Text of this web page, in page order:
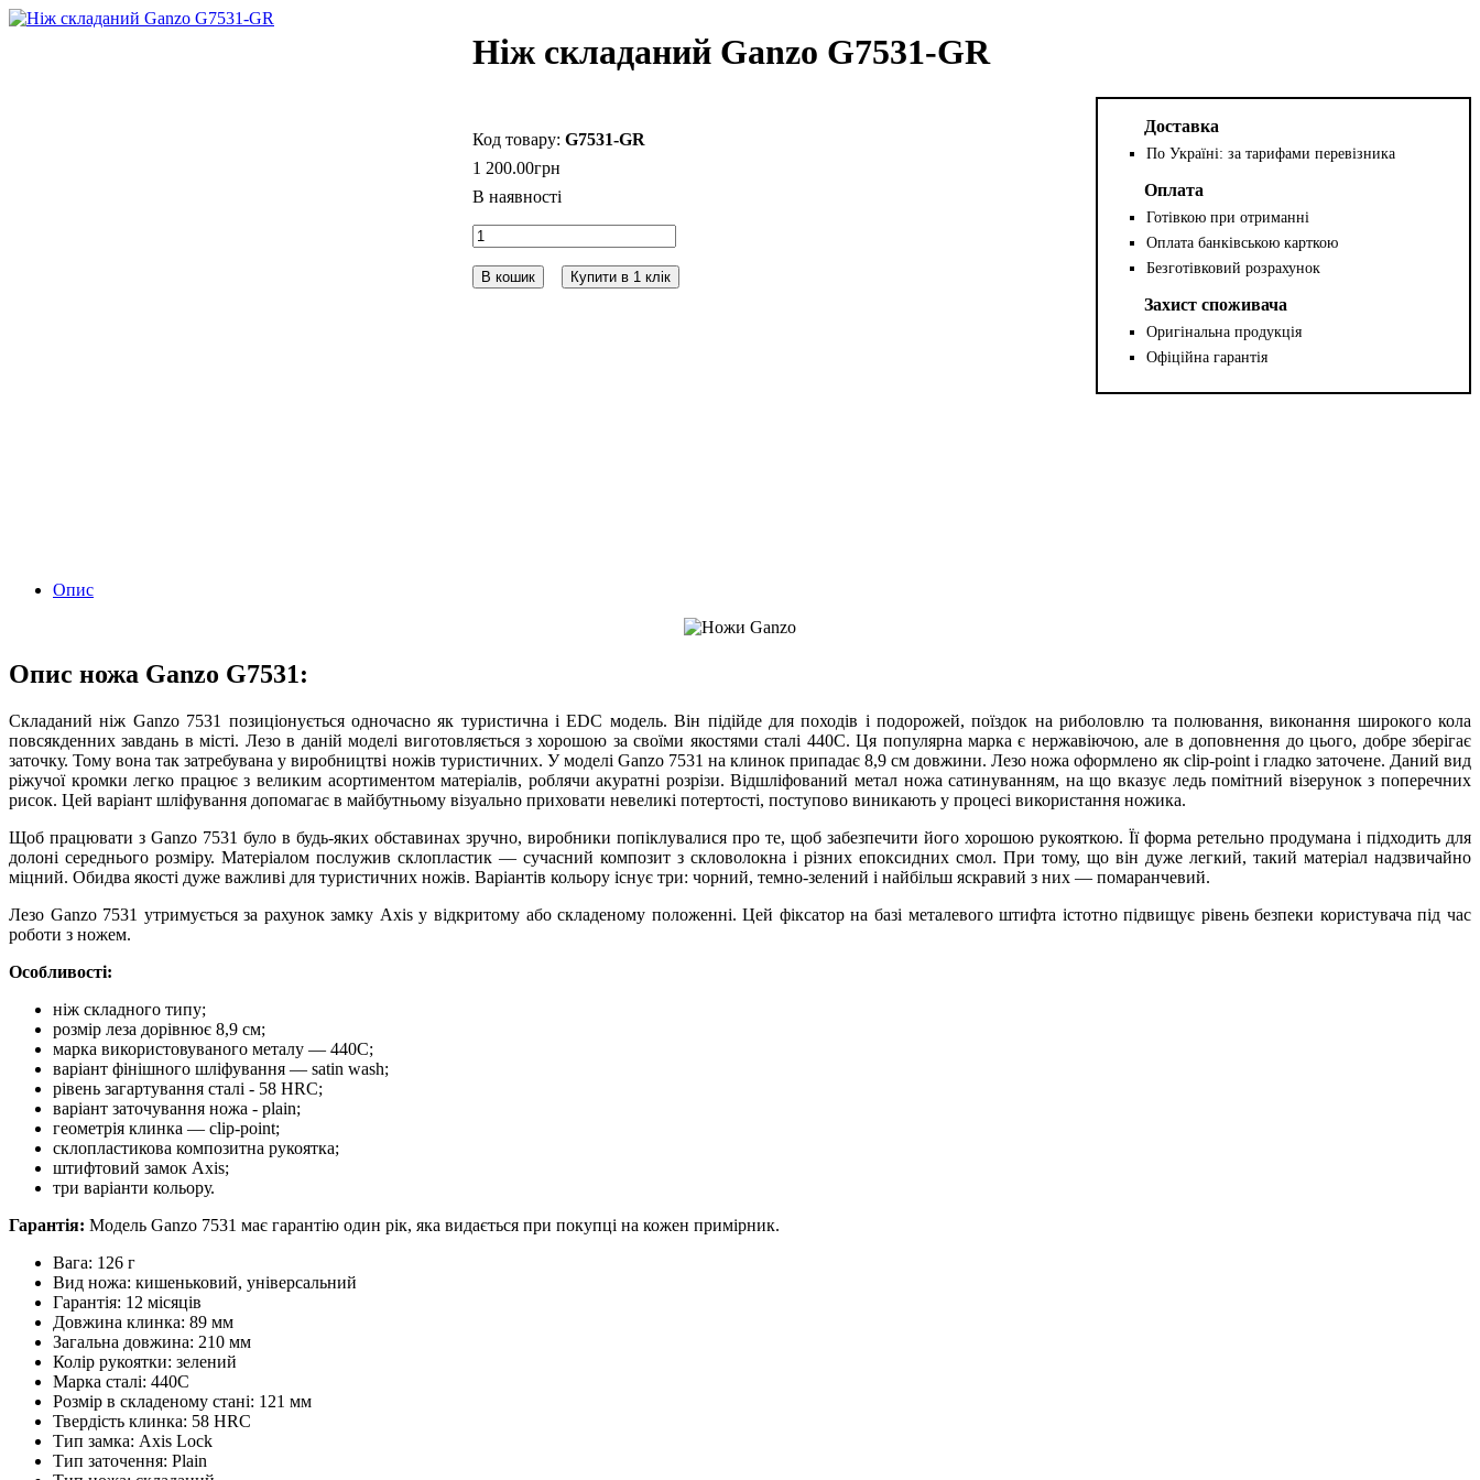
Ніж складаний Ganzo G7531-GR
G7531-GR
1 200.00грн
В кошик Купити в 1 клік
Доставка
По Україні: за тарифами перевізника
Оплата
Готівкою при отриманні
Оплата банківською карткою
Безготівковий розрахунок
Захист споживача
Оригінальна продукція
Офіційна гарантія
Опис
Опис ножа Ganzo G7531:
Складаний ніж Ganzo 7531 позиціонується одночасно як туристична і EDC модель. Він підійде для походів і подорожей, поїздок на риболовлю та полювання, виконання широкого кола
повсякденних завдань в місті. Лезо в даній моделі виготовляється з хорошою за своїми якостями сталі 440С. Ця популярна марка є нержавіючою, але в доповнення до цього, добре зберігає
заточку. Тому вона так затребувана у виробництві ножів туристичних. У моделі Ganzo 7531 на клинок припадає 8,9 см довжини. Лезо ножа оформлено як clip-point і гладко заточене. Даний вид
ріжучої кромки легко працює з великим асортиментом матеріалів, роблячи акуратні розрізи. Відшліфований метал ножа сатинуванням, на що вказує ледь помітний візерунок з поперечних
рисок. Цей варіант шліфування допомагає в майбутньому візуально приховати невеликі потертості, поступово виникають у процесі використання ножика.
Щоб працювати з Ganzo 7531 було в будь-яких обставинах зручно, виробники попіклувалися про те, щоб забезпечити його хорошою рукояткою. Її форма ретельно продумана і підходить для
долоні середнього розміру. Матеріалом послужив склопластик — сучасний композит з скловолокна і різних епоксидних смол. При тому, що він дуже легкий, такий матеріал надзвичайно
міцний. Обидва якості дуже важливі для туристичних ножів. Варіантів кольору існує три: чорний, темно-зелений і найбільш яскравий з них — помаранчевий.
Лезо Ganzo 7531 утримується за рахунок замку Axis у відкритому або складеному положенні. Цей фіксатор на базі металевого штифта істотно підвищує рівень безпеки користувача під час
роботи з ножем.
Особливості:
ніж складного типу;
розмір леза дорівнює 8,9 см;
марка використовуваного металу — 440С;
варіант фінішного шліфування — satin wash;
рівень загартування сталі - 58 HRC;
варіант заточування ножа - plain;
геометрія клинка — clip-point;
склопластикова композитна рукоятка;
штифтовий замок Axis;
три варіанти кольору.
Гарантія: Модель Ganzo 7531 має гарантію один рік, яка видається при покупці на кожен примірник.
Вага: 126 г
Вид ножа: кишеньковий, універсальний
Гарантія: 12 місяців
Довжина клинка: 89 мм
Загальна довжина: 210 мм
Колір рукоятки: зелений
Марка сталі: 440C
Розмір в складеному стані: 121 мм
Твердість клинка: 58 HRC
Тип замка: Axis Lock
Тип заточення: Plain